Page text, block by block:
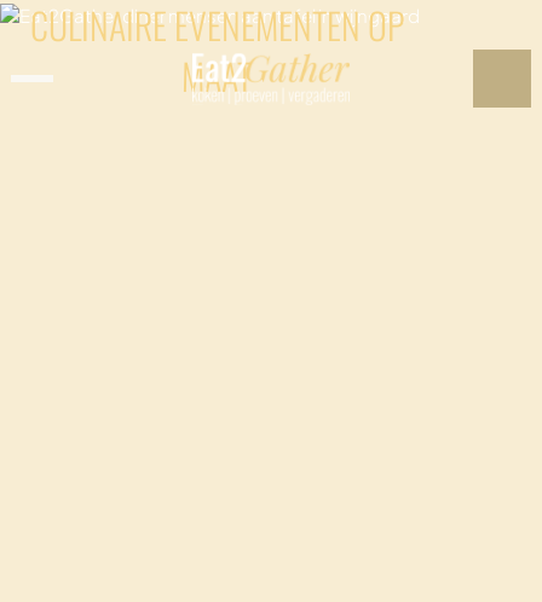
CULINAIRE EVENEMENTEN OP
MAAT